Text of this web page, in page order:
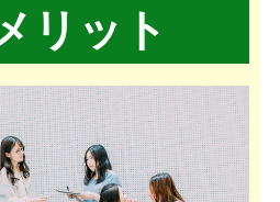
リット